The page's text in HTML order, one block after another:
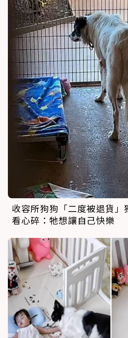
收容所狗狗「二度被退貨」
看心碎：牠想讓自己快樂